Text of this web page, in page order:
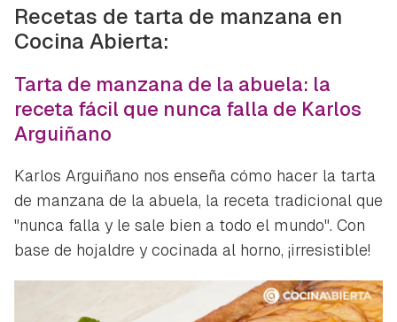
Recetas de tarta de manzana en
Cocina Abierta:
Tarta de manzana de la abuela: la
receta fácil que nunca falla de Karlos
Arguiñano
Karlos Arguiñano nos enseña cómo hacer la tarta
de manzana de la abuela, la receta tradicional que
"nunca falla y le sale bien a todo el mundo". Con
base de hojaldre y cocinada al horno, ¡irresistible!